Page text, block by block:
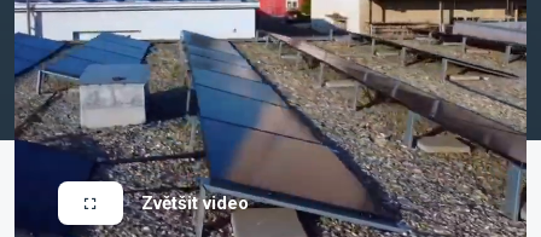
Zvětšit video